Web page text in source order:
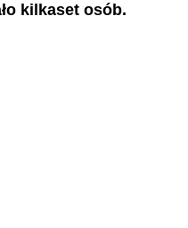
kilkaset osób.